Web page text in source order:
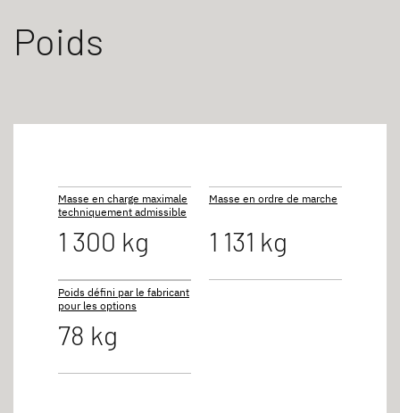
Poids
Masse en charge maximale
techniquement admissible
1 300 kg
Masse en ordre de marche
1 131 kg
Poids défini par le fabricant
pour les options
78 kg